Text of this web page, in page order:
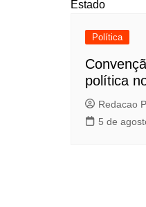
Política
política
Redacao
5 de